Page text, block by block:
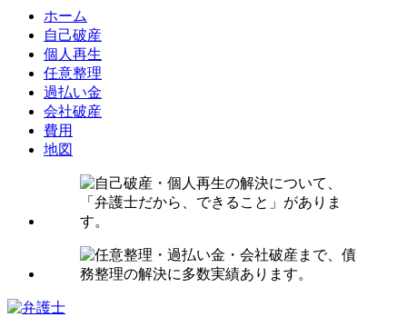
ホーム
自己破産
個人再生
任意整理
過払い金
会社破産
費用
地図